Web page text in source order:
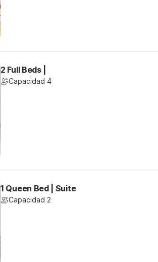
2 Full Beds |
Capacidad 4
1 Queen Bed | Suite
Capacidad 2